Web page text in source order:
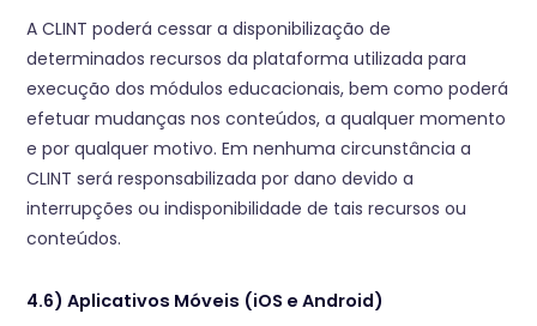
A CLINT poderá cessar a disponibilização de
determinados recursos da plataforma utilizada para
execução dos módulos educacionais, bem como poderá
efetuar mudanças nos conteúdos, a qualquer momento
e por qualquer motivo. Em nenhuma circunstância a
CLINT será responsabilizada por dano devido a
interrupções ou indisponibilidade de tais recursos ou
conteúdos.
4.6) Aplicativos Móveis (iOS e Android)